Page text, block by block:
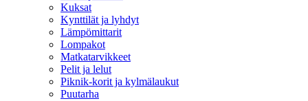
Kuksat
Kynttilät ja lyhdyt
Lämpömittarit
Lompakot
Matkatarvikkeet
Pelit ja lelut
Piknik-korit ja kylmälaukut
Puutarha